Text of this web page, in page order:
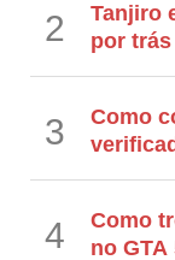
2
Tanjiro
por trás
3
Como
4
Como
no GTA